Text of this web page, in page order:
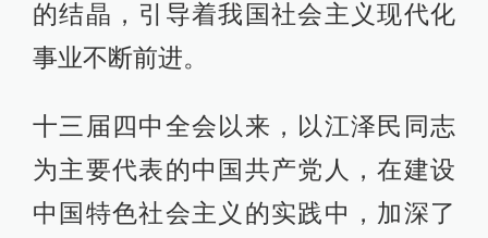
的结晶，引导着我国社会主义现代化
事业不断前进。
十三届四中全会以来，以江泽民同志
为主要代表的中国共产党人，在建设
中国特色社会主义的实践中，加深了